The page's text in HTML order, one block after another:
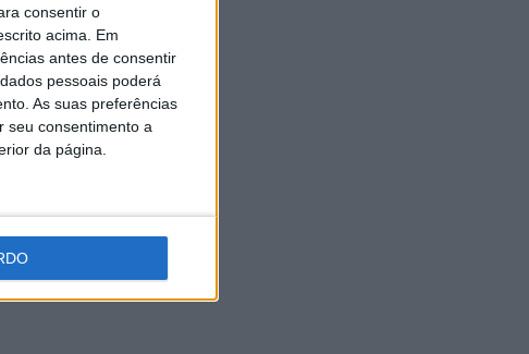
consentir o
acima. Em
antes de consentir
pessoais poderá
As suas preferências
seu consentimento a
da página.